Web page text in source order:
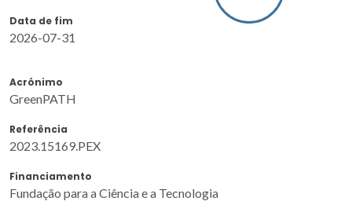
Data de fim
2026-07-31
Acrónimo
GreenPATH
Referência
2023.15169.PEX
Financiamento
Fundação para a Ciência e a Tecnologia